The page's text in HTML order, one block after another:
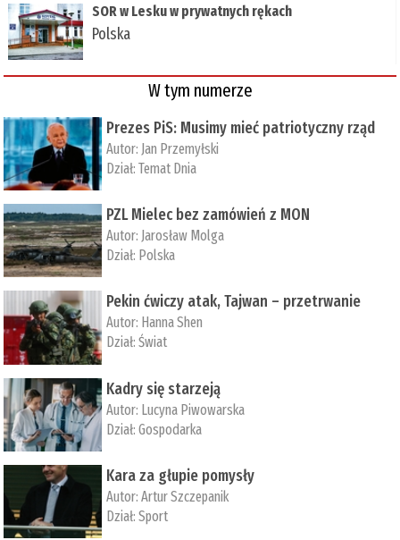
SOR w Lesku w prywatnych rękach
Polska
W tym numerze
Prezes PiS: Musimy mieć patriotyczny rząd
Autor: Jan Przemyłski
Dział:Temat Dnia
PZL Mielec bez zamówień z MON
Autor: Jarosław Molga
Dział: Polska
Pekin ćwiczy atak, Tajwan – przetrwanie
Autor: ­Hanna Shen
Dział:Świat
Kadry się starzeją
Autor: Lucyna Piwowarska
Dział:Gospodarka
Kara za głupie pomysły
Autor:Artur Szczepanik
Dział:Sport